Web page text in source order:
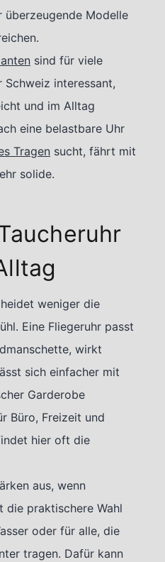
überzeugende Modelle
sind für viele
Schweiz interessant,
und im Alltag
eine belastbare Uhr
Tragen sucht, fährt mit
solide.
weniger die
Eine Fliegeruhr passt
wirkt
sich einfacher mit
Garderobe
Büro, Freizeit und
hier oft die
aus, wenn
die praktischere Wahl
oder für alle, die
tragen. Dafür kann